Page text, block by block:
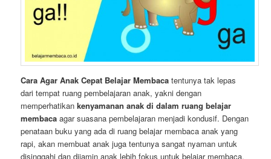
Cara Agar Anak Cepat Belajar Membaca tentunya tak lepas
dari tempat ruang pembelajaran anak, yakni dengan
memperhatikankenyamanan anak di dalam ruang belajar
membaca agar suasana pembelajaran menjadi kondusif. Dengan
penataan buku yang ada di ruang belajar membaca anak yang
rapi, akan membuat anak juga tentunya sangat nyaman untuk
disinggahi dan dijamin anak lebih fokus untuk belajar membaca.